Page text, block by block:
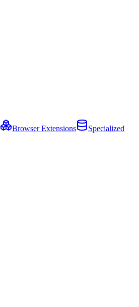
Browser Extensions Specialized